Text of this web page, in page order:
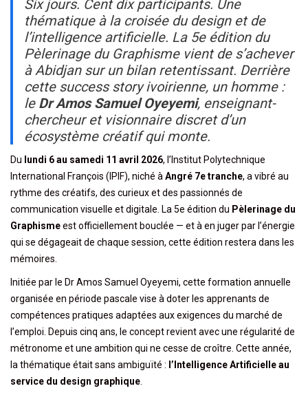
Six jours. Cent dix participants. Une
thématique à la croisée du design et de
l’intelligence artificielle. La 5e édition du
Pèlerinage du Graphisme vient de s’achever
à Abidjan sur un bilan retentissant. Derrière
cette success story ivoirienne, un homme :
le Dr Amos Samuel Oyeyemi, enseignant-
chercheur et visionnaire discret d’un
écosystème créatif qui monte.
Du lundi 6 au samedi 11 avril 2026, l’Institut Polytechnique
International François (IPIF), niché à Angré 7e tranche, a vibré au
rythme des créatifs, des curieux et des passionnés de
communication visuelle et digitale. La 5e édition du Pèlerinage du
Graphismeest officiellement bouclée — et à en juger par l’énergie
qui se dégageait de chaque session, cette édition restera dans les
mémoires.
Initiée par le Dr Amos Samuel Oyeyemi, cette formation annuelle
organisée en période pascale vise à doter les apprenants de
compétences pratiques adaptées aux exigences du marché de
l’emploi. Depuis cinq ans, le concept revient avec une régularité de
métronome et une ambition qui ne cesse de croître. Cette année,
la thématique était sans ambiguïté : l’Intelligence Artificielle au
service du design graphique